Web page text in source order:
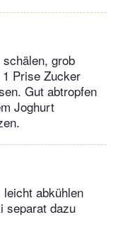
grob
Prise Zucker
Gut abtropfen
Joghurt
abkühlen
separat dazu